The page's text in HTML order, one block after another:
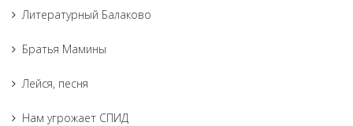
Литературный Балаково
Братья Мамины
Лейся, песня
Нам угрожает СПИД